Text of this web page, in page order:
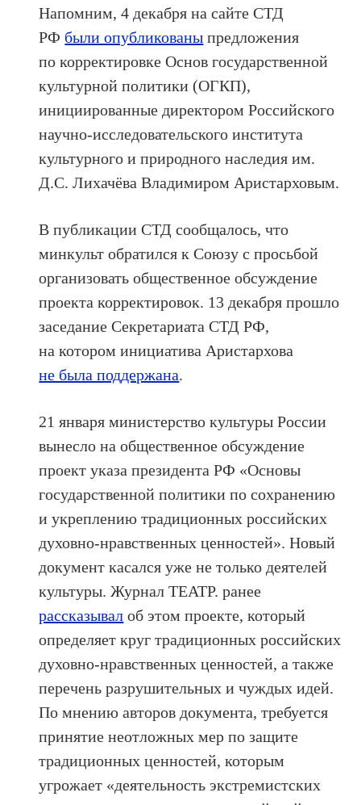
Напомним, 4 декабря на сайте СТД
РФ были опубликованы предложения
по корректировке Основ государственной
культурной политики (ОГКП),
инициированные директором Российского
научно-исследовательского института
культурного и природного наследия им.
Д.С. Лихачёва Владимиром Аристарховым.
В публикации СТД сообщалось, что
минкульт обратился к Союзу с просьбой
организовать общественное обсуждение
проекта корректировок. 13 декабря прошло
заседание Секретариата СТД РФ,
на котором инициатива Аристархова
не была поддержана.
21 января министерство культуры России
вынесло на общественное обсуждение
проект указа президента РФ «Основы
‎государственной политики по сохранению
и укреплению традиционных российских
духовно-нравственных ценностей». Новый
документ касался уже не только деятелей
культуры. Журнал ТЕАТР. ранее
рассказывал об этом проекте, который
определяет круг традиционных российских
духовно-нравственных ценностей, а также
перечень разрушительных и чуждых идей.
По мнению авторов документа, требуется
принятие неотложных мер по защите
традиционных ценностей, которым
угрожает «деятельность экстремистских